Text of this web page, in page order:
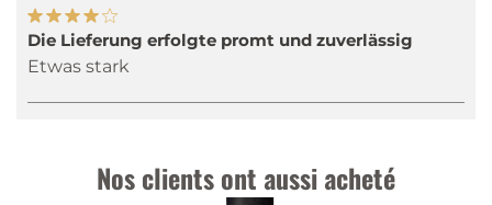
Die Lieferung erfolgte promt und zuverlässig
Etwas stark
Nos clients ont aussi acheté